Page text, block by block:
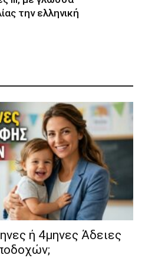
την ελληνική
ή 4μηνες Άδειες